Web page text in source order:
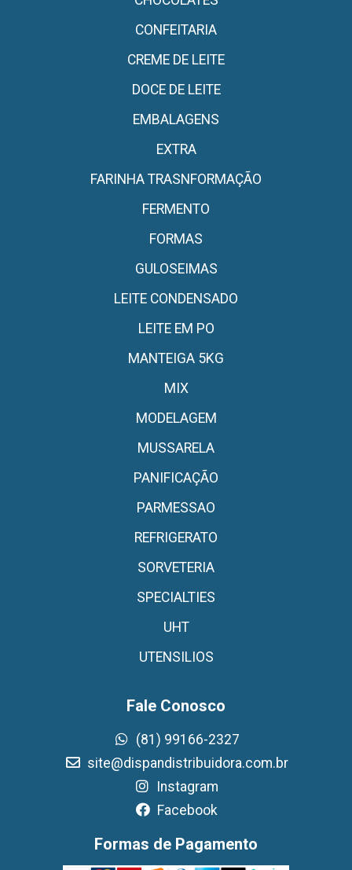
CONFEITARIA
CREME DE LEITE
DOCE DE LEITE
EMBALAGENS
EXTRA
FARINHA TRASNFORMAÇÃO
FERMENTO
FORMAS
GULOSEIMAS
LEITE CONDENSADO
LEITE EM PO
MANTEIGA 5KG
MIX
MODELAGEM
MUSSARELA
PANIFICAÇÃO
PARMESSAO
REFRIGERATO
SORVETERIA
SPECIALTIES
UHT
UTENSILIOS
Fale Conosco
(81) 99166-2327
site@dispandistribuidora.com.br
Instagram
Facebook
Formas de Pagamento